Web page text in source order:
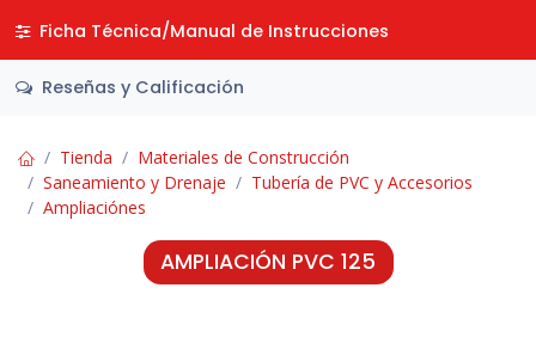
Ficha Técnica/Manual de Instrucciones
Reseñas y Calificación
Tienda
Materiales de Construcción
Saneamiento y Drenaje
Tubería de PVC y Accesorios
Ampliaciónes
AMPLIACIÓN PVC 125